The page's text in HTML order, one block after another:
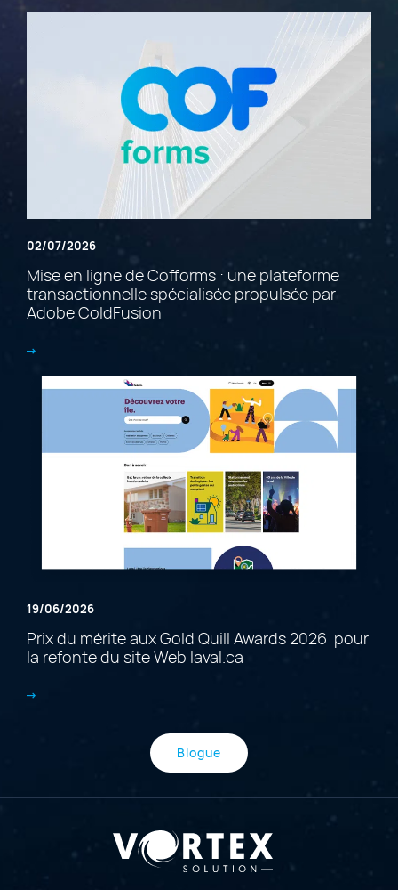
02/07/2026
Mise en ligne de Cofforms : une plateforme
transactionnelle spécialisée propulsée par
Adobe ColdFusion
19/06/2026
Prix du mérite aux Gold Quill Awards 2026 pour
la refonte du site Web laval.ca
Blogue